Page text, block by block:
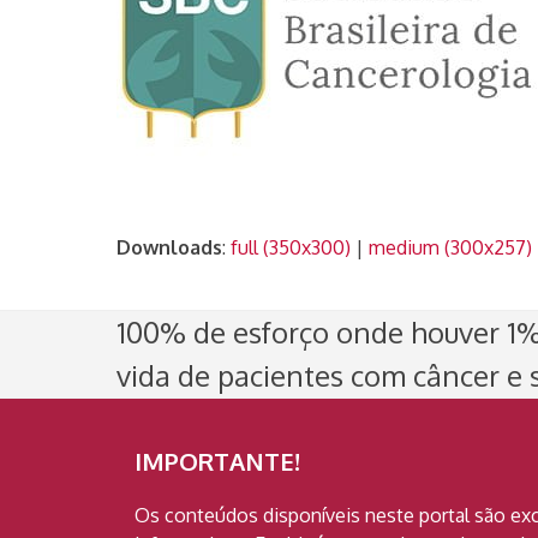
Downloads: full (350x300) | medium (300x257)
100% de esforço onde houver
vida de pacientes com câncer e
IMPORTANTE!
Os conteúdos disponíveis neste portal são